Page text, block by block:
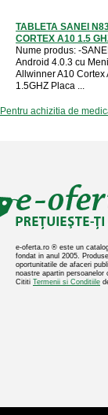
TABLETA SANEI
CORTEX A10 1.5
Nume produs: -
Android 4.0.3 cu
Allwinner A10 Cortex
1.5GHZ Placa ...
Pentru achizitia de
e-oferta.ro ® este un
fondat in anul 2005.
oportunitatile de afaceri
noastre apartin persoanelor
Cititi Termenii si Conditiile